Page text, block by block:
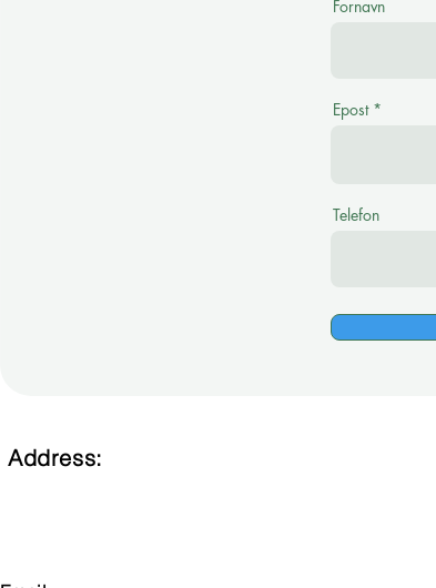
Fornavn
Epost
Telefon
Address: